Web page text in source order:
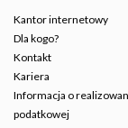
Kantor internetowy
Dla kogo?
Kontakt
Kariera
Informacja o
podatkowej